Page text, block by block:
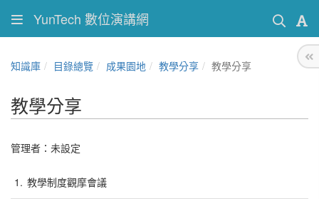
YunTech 數位演講網
知識庫 目錄總覽 成果園地 教學分享 教學分享
教學分享
管理者：未設定
1. 教學制度觀摩會議